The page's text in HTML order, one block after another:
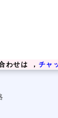
わせは ， チャ